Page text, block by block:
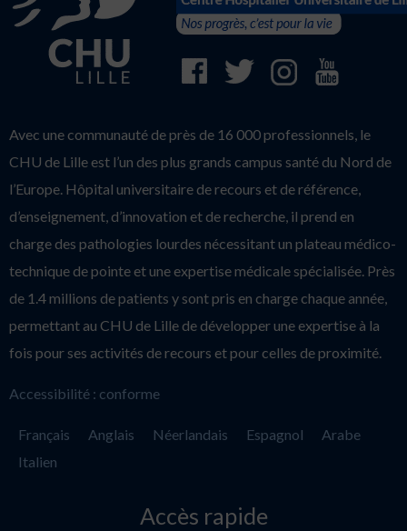
Avec une communauté de près de 16 000 professionnels, le
CHU de Lille est l’un des plus grands campus santé du Nord de
l’Europe. Hôpital universitaire de recours et de référence,
d’enseignement, d’innovation et de recherche, il prend en
charge des pathologies lourdes nécessitant un plateau médico-
technique de pointe et une expertise médicale spécialisée. Près
de 1.4 millions de patients y sont pris en charge chaque année,
permettant au CHU de Lille de développer une expertise à la
fois pour ses activités de recours et pour celles de proximité.
Accessibilité : conforme
Français Anglais Néerlandais Espagnol
Arabe
Italien
Accès rapide